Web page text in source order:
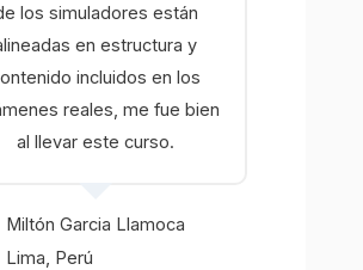
los simuladores están
en estructura y
incluidos en los
reales, me fue bien
al llevar este curso.
Miltón Garcia Llamoca
Lima, Perú